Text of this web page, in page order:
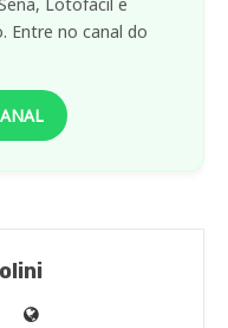
Entre no canal do
Site